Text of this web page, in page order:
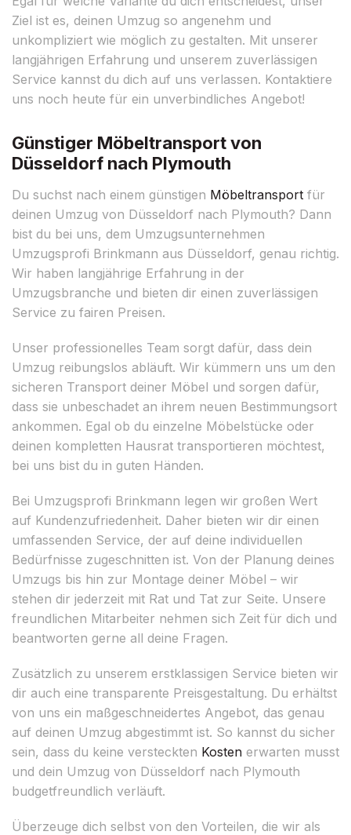
Ziel ist es, deinen Umzug so angenehm und
unkompliziert wie möglich zu gestalten. Mit unserer
langjährigen Erfahrung und unserem zuverlässigen
Service kannst du dich auf uns verlassen. Kontaktiere
uns noch heute für ein unverbindliches Angebot!
Günstiger Möbeltransport von
Düsseldorf nach Plymouth
Du suchst nach einem günstigen Möbeltransport für
deinen Umzug von Düsseldorf nach Plymouth? Dann
bist du bei uns, dem Umzugsunternehmen
Umzugsprofi Brinkmann aus Düsseldorf, genau richtig.
Wir haben langjährige Erfahrung in der
Umzugsbranche und bieten dir einen zuverlässigen
Service zu fairen Preisen.
Unser professionelles Team sorgt dafür, dass dein
Umzug reibungslos abläuft. Wir kümmern uns um den
sicheren Transport deiner Möbel und sorgen dafür,
dass sie unbeschadet an ihrem neuen Bestimmungsort
ankommen. Egal ob du einzelne Möbelstücke oder
deinen kompletten Hausrat transportieren möchtest,
bei uns bist du in guten Händen.
Bei Umzugsprofi Brinkmann legen wir großen Wert
auf Kundenzufriedenheit. Daher bieten wir dir einen
umfassenden Service, der auf deine individuellen
Bedürfnisse zugeschnitten ist. Von der Planung deines
Umzugs bis hin zur Montage deiner Möbel – wir
stehen dir jederzeit mit Rat und Tat zur Seite. Unsere
freundlichen Mitarbeiter nehmen sich Zeit für dich und
beantworten gerne all deine Fragen.
Zusätzlich zu unserem erstklassigen Service bieten wir
dir auch eine transparente Preisgestaltung. Du erhältst
von uns ein maßgeschneidertes Angebot, das genau
auf deinen Umzug abgestimmt ist. So kannst du sicher
sein, dass du keine versteckten Kosten erwarten musst
und dein Umzug von Düsseldorf nach Plymouth
budgetfreundlich verläuft.
Überzeuge dich selbst von den Vorteilen, die wir als